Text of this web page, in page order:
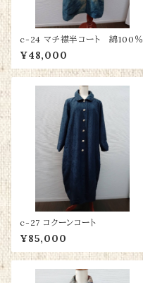
c-24 マチ襟半コート 綿100％
¥48,000
c-27 コクーンコート
¥85,000